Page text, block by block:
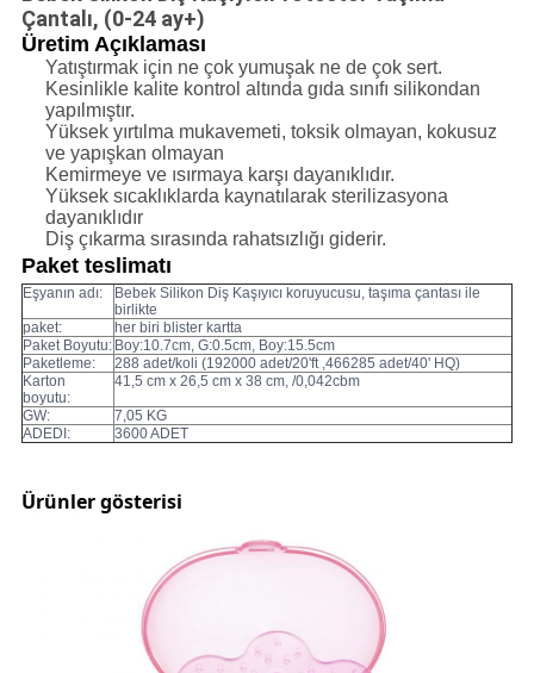
Çantalı, (0-24 ay+)
Üretim Açıklaması
Yatıştırmak için ne çok yumuşak ne de çok sert.
Kesinlikle kalite kontrol altında gıda sınıfı silikondan
yapılmıştır.
Yüksek yırtılma mukavemeti, toksik olmayan, kokusuz
ve yapışkan olmayan
Kemirmeye ve ısırmaya karşı dayanıklıdır.
Yüksek sıcaklıklarda kaynatılarak sterilizasyona
dayanıklıdır
Diş çıkarma sırasında rahatsızlığı giderir.
Paket teslimatı
Eşyanın adı:
Bebek Silikon Diş Kaşıyıcı koruyucusu, taşıma çantası ile
birlikte
paket:
her biri blister kartta
Paket Boyutu: Boy:10.7cm, G:0.5cm, Boy:15.5cm
Paketleme:
288 adet/koli (192000 adet/20'ft ,466285 adet/40' HQ)
Karton
boyutu:
41,5 cm x 26,5 cm x 38 cm, /0,042cbm
GW:
7,05 KG
ADEDI:
3600 ADET
Ürünler gösterisi